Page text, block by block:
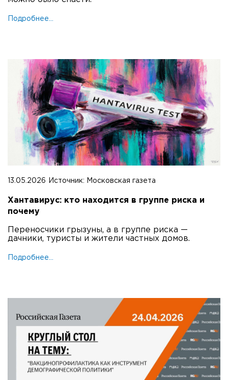
Подробнее...
13.05.2026 Источник: Московская газета
Хантавирус: кто находится в группе риска и
почему
Переносчики грызуны, а в группе риска —
дачники, туристы и жители частных домов.
Подробнее...